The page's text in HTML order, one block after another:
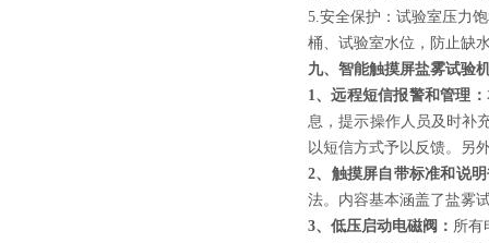
5.安全保护：试验室压力
桶、试验室水位，防止缺
九、智能触摸屏盐雾试验
1、远程短信报警和管理：
息，提示操作人员及时补
以短信方式予以反馈。另
2、触摸屏自带标准和说
法。内容基本涵盖了盐雾
3、低压启动电磁阀： 所有